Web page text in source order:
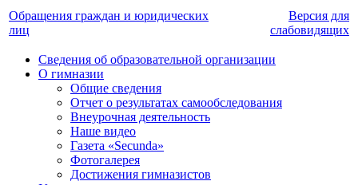
Обращения граждан и юридических
лиц
Версия для
слабовидящих
Сведения об образовательной организации
О гимназии
Общие сведения
Отчет о результатах самообследования
Внеурочная деятельность
Наше видео
Газета «Secunda»
Фотогалерея
Достижения гимназистов